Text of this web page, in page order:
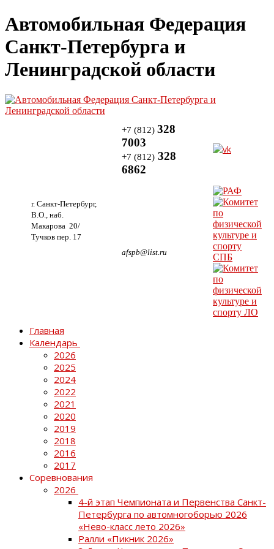
Автомобильная Федерация
Санкт-Петербурга и
Ленинградской области
г. Санкт-Петербург,
В.О., наб.
Макарова 20/
Тучков пер. 17
+7 (812) 328
7003
+7 (812) 328
6862
afspb@list.ru
Главная
Календарь
2026
2025
2024
2022
2021
2020
2019
2018
2016
2017
Соревнования
2026
4-й этап Чемпионата и Первенства Санкт-
Петербурга по автомногоборью 2026
«Нево-класс лето 2026»
Ралли «Пикник 2026»